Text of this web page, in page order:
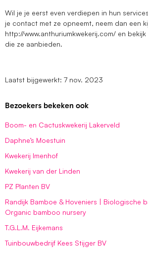
Wil je je eerst even verdiepen in hun
je contact met ze opneemt, neem dan een
http://www.anthuriumkwekerij.com/ en
die ze aanbieden.
Laatst bijgewerkt: 7 nov. 2023
Bezoekers bekeken ook
Boom- en Cactuskwekerij Lakerveld
Daphne’s Moestuin
Kwekerij Imenhof
Kwekerij van der Linden
PZ Planten BV
Randijk Bamboe & Hoveniers | Biologische
Organic bamboo nursery
T.G.L.M. Eijkemans
Tuinbouwbedrijf Kees Stijger BV